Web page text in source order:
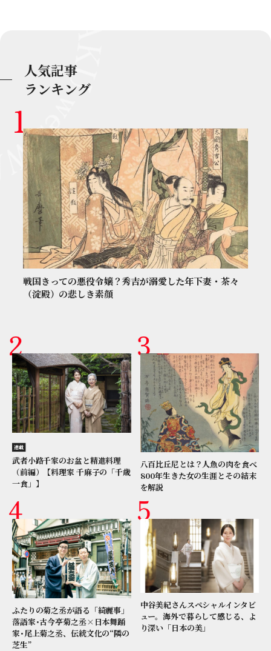
人気記事
ランキング
戦国きっての悪役令嬢？秀吉が溺愛した年下妻・茶々
（淀殿）の悲しき素顔
連載
武者小路千家のお盆と精進料理
（前編）【料理家 千麻子の「千歳
一食」】
八百比丘尼とは？人魚の肉を食べ
800年生きた女の生涯とその結末
を解説
ふたりの菊之丞が語る「綺麗事」
落語家･古今亭菊之丞×日本舞踊
家･尾上菊之丞、伝統文化の“隣の
芝生”
中谷美紀さんスペシャルインタビ
ュー。海外で暮らして感じる、よ
り深い「日本の美」